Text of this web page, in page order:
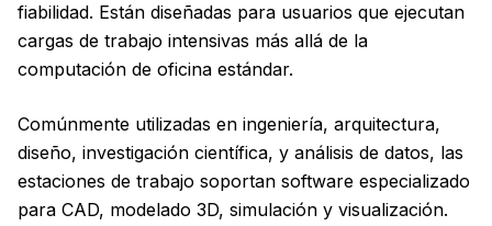
fiabilidad. Están diseñadas para usuarios que ejecutan
cargas de trabajo intensivas más allá de la
computación de oficina estándar.
Comúnmente utilizadas en ingeniería, arquitectura,
diseño, investigación científica, y análisis de datos, las
estaciones de trabajo soportan software especializado
para CAD, modelado 3D, simulación y visualización.